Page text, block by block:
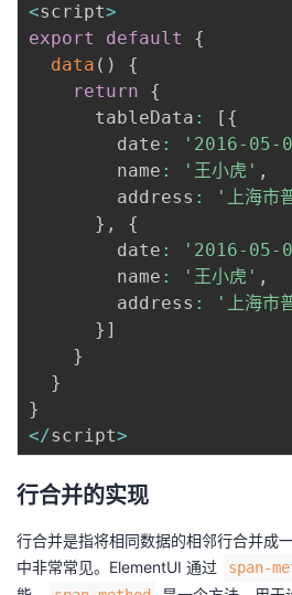
学
持
<script>
export
default
{
data ( )
{
return
{
      tableData
: [ {
        date
: '2016-05-
        name
: '王小虎' ,
        address
:
'上海市
} ,
{
        date
: '2016-05-
        name
: '王小虎' ,
        address
:
'上海市
} ]
}
}
}
</script>
行合并的实现
行合并是指将相同数据的相邻行合并成
中非常常见。ElementUI 通过
span-